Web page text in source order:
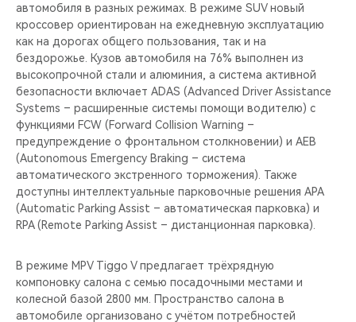
автомобиля в разных режимах. В режиме SUV новый
кроссовер ориентирован на ежедневную эксплуатацию
как на дорогах общего пользования, так и на
бездорожье. Кузов автомобиля на 76% выполнен из
высокопрочной стали и алюминия, а система активной
безопасности включает ADAS (Advanced Driver Assistance
Systems – расширенные системы помощи водителю) с
функциями FCW (Forward Collision Warning –
предупреждение о фронтальном столкновении) и AEB
(Autonomous Emergency Braking – система
автоматического экстренного торможения). Также
доступны интеллектуальные парковочные решения APA
(Automatic Parking Assist – автоматическая парковка) и
RPA (Remote Parking Assist – дистанционная парковка).
В режиме MPV Tiggo V предлагает трёхрядную
компоновку салона с семью посадочными местами и
колесной базой 2800 мм. Пространство салона в
автомобиле организовано с учётом потребностей